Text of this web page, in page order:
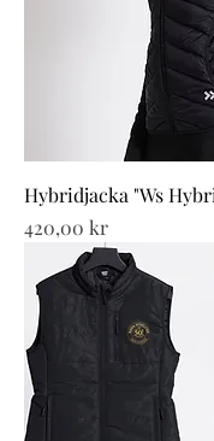
Hybridjacka "Ws
Pris
420,00 kr